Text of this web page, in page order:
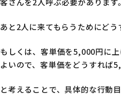
あと2人に来てもらうためにどう
もしくは、客単価を5,000円に
よいので、客単価をどうすれば
と考えることで、具体的な行動